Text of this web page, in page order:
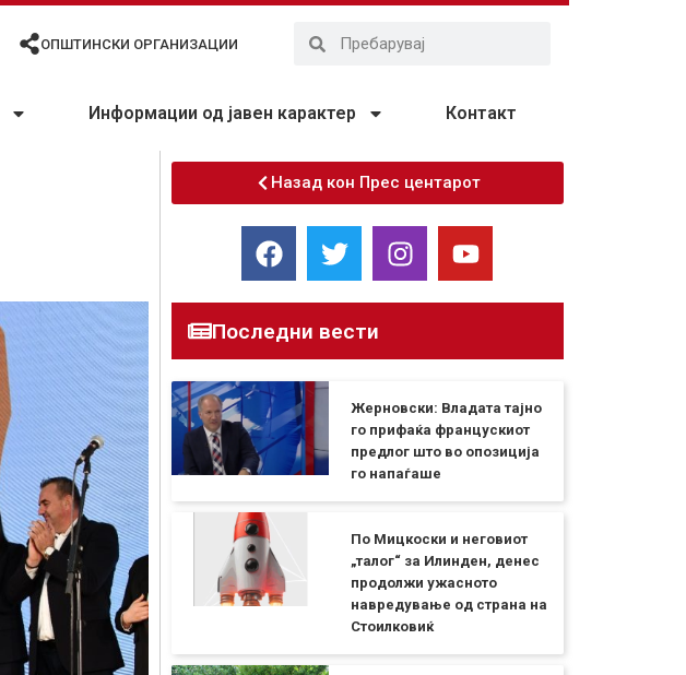
ОПШТИНСКИ ОРГАНИЗАЦИИ
Информации од јавен карактер Контакт
Назад кон Прес центарот
Последни вести
Жерновски: Владата тајно
го прифаќа францускиот
предлог што во опозиција
го напаѓаше
По Мицкоски и неговиот
„талог“ за Илинден, денес
продолжи ужасното
навредување од страна на
Стоилковиќ